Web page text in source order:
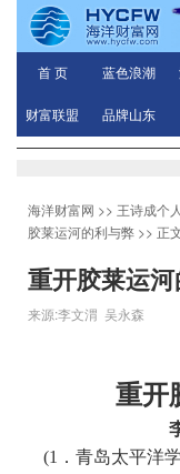
首 页 蓝色浪潮
财富联盟 品牌山东
海洋财富网 >> 王诗成个
胶莱运河的利与弊 >> 正
重开胶莱运
来源:李文渭 吴永森
重开
(1 ．青岛太平洋